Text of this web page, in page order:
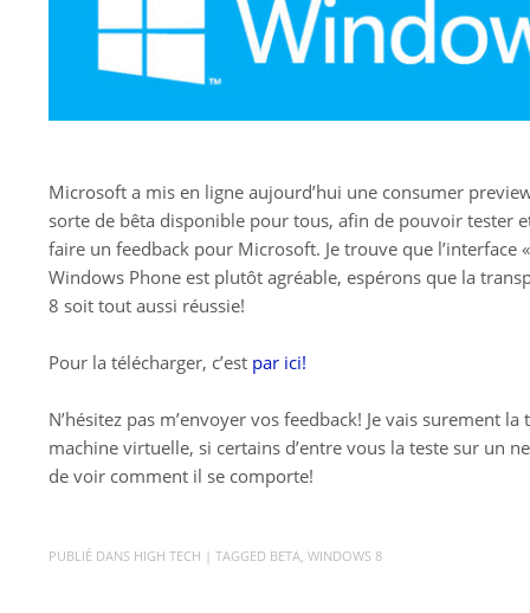
Microsoft a mis en ligne aujourd’hui une consumer
sorte de bêta disponible pour tous, afin de pouvoir tester
faire un feedback pour Microsoft. Je trouve que l’interface
Windows Phone est plutôt agréable, espérons que la
8 soit tout aussi réussie!
Pour la télécharger, c’est par ici!
N’hésitez pas m’envoyer vos feedback! Je vais surement
machine virtuelle, si certains d’entre vous la teste sur un
de voir comment il se comporte!
PUBLIÉ DANS HIGH TECH | TAGGED BETA ,WINDOWS 8